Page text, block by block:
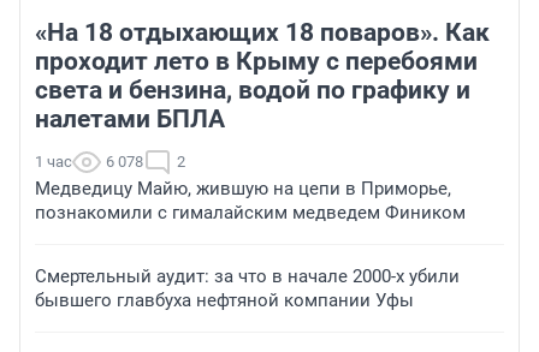
«На 18 отдыхающих 18 поваров». Как
проходит лето в Крыму с перебоями
света и бензина, водой по графику и
налетами БПЛА
1 час 6 078 2
Медведицу Майю, жившую на цепи в Приморье,
познакомили с гималайским медведем Фиником
Смертельный аудит: за что в начале 2000-х убили
бывшего главбуха нефтяной компании Уфы